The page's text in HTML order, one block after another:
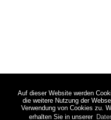
Auf dieser Website werden
die weitere Nutzung der
Verwendung von Cookies zu.
erhalten Sie in unserer